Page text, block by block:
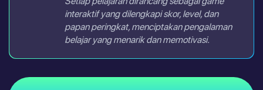
interaktif yang dilengkapi skor, level, dan
papan peringkat, menciptakan pengalaman
belajar yang menarik dan memotivasi.